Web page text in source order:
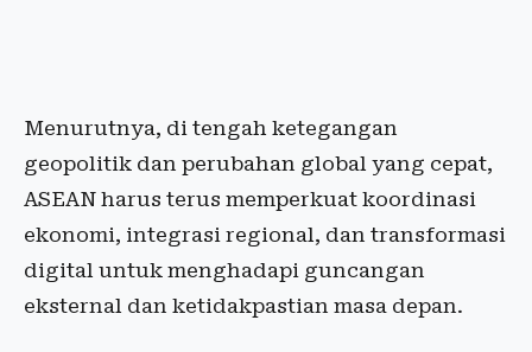
Menurutnya, di tengah ketegangan
geopolitik dan perubahan global yang cepat,
ASEAN harus terus memperkuat koordinasi
ekonomi, integrasi regional, dan transformasi
digital untuk menghadapi guncangan
eksternal dan ketidakpastian masa depan.